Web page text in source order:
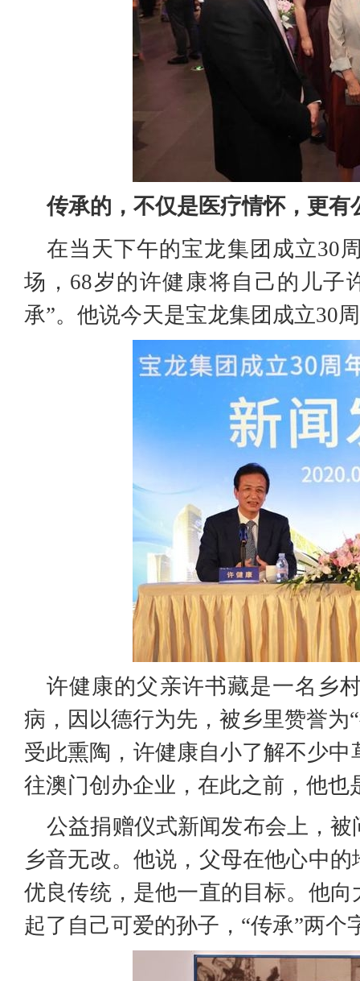
传承的，不仅是医疗情怀，更有
在当天下午的宝龙集团成立30
场，68岁的许健康将自己的儿子
承”。他说今天是宝龙集团成立30
许健康的父亲许书藏是一名乡
病，因以德行为先，被乡里赞誉为
受此熏陶，许健康自小了解不少
往澳门创办企业，在此之前，他也
公益捐赠仪式新闻发布会上，
乡音无改。他说，父母在他心中
优良传统，是他一直的目标。他
起了自己可爱的孙子，“传承”两